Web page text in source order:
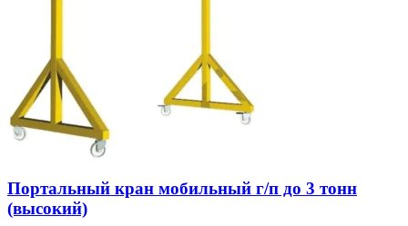
Портальный кран мобильный г/п до 3 тонн
(высокий)